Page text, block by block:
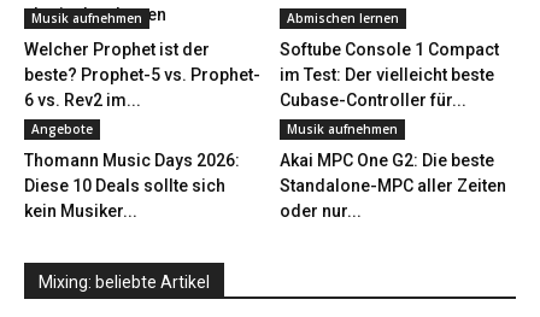
abmischen lernen
Musik aufnehmen
Welcher Prophet ist der
beste? Prophet-5 vs. Prophet-
6 vs. Rev2 im...
Abmischen lernen
Softube Console 1 Compact
im Test: Der vielleicht beste
Cubase-Controller für...
Angebote
Thomann Music Days 2026:
Diese 10 Deals sollte sich
kein Musiker...
Musik aufnehmen
Akai MPC One G2: Die beste
Standalone-MPC aller Zeiten
oder nur...
Mixing: beliebte Artikel